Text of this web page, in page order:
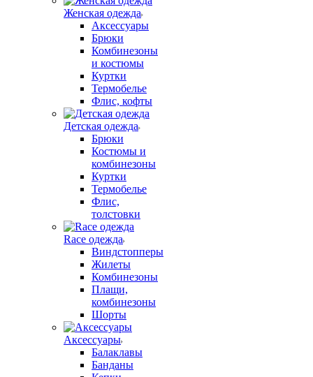
Женская одежда
Аксессуары
Брюки
Комбинезоны
и костюмы
Куртки
Термобелье
Флис, кофты
Детская одежда
Брюки
Костюмы и
комбинезоны
Куртки
Термобелье
Флис,
толстовки
Race одежда
Виндстопперы
Жилеты
Комбинезоны
Плащи,
комбинезоны
Шорты
Аксессуары
Балаклавы
Банданы